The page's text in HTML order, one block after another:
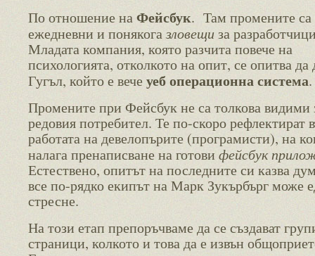
По отношение наФейсбук. Там промените са
ежедневни и понякогазловещиза
Младата компания, която разчита повече на
психологията, отколкото на опит, се опитва да
Гугъл, който е вечеуеб операционна система.
Промените при Фейсбук не са толкова видими
редовия потребител. Те по-скоро рефлектират
работата на девелопърите (програмисти), на
налага пренаписване на готови фейсбук
Естествено, опитът на последните си казва
все по-рядко екипът на Марк Зукърбърг може
стресне.
На този етап препоръчваме да се създават
страници, колкото и това да е извън